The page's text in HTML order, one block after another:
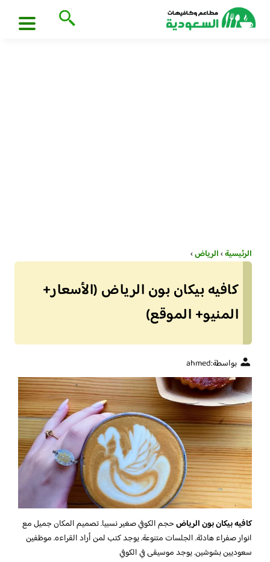
الرئيسية›الرياض›
كافيه بيكان بون الرياض (الأسعار+
المنيو+ الموقع)
بواسطة:ahmed
كافيه بيكان بون الرياضحجم الكوفي صغير نسبيا. تصميم المكان جميل مع
انوار صفراء هادئة. الجلسات متنوعة. يوجد كتب لمن أراد القراءه. موظفين
سعوديين بشوشين. يوجد موسيقى في الكوفي